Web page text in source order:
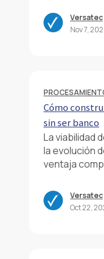
Versatec
Nov 7,
Cómo
sin ser banco
La viabilidad
la evolución
ventaja
Versatec
Oct 22,